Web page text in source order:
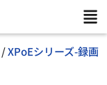
/XPoEシリーズ-録画